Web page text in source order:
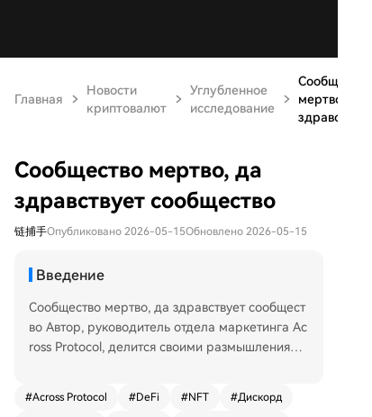
Главная
Новости
криптовалют
Углубленное
исследование
Сообщество
мертво, да
здравств...
Сообщество мертво, да
здравствует сообщество
链捕手Опубликовано 2026-05-15Обновлено 2026-05-15
Введение
Сообщество мертво, да здравствует сообщест
во Автор, руководитель отдела маркетинга Ac
ross Protocol, делится своими размышлениями
общества на платформах вроде Clubhouse и D
#Across Protocol #DeFi #NFT #Дискорд